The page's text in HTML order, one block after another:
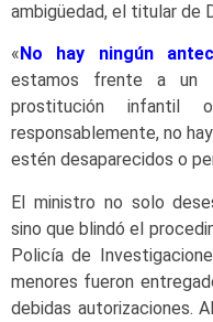
ambigüedad, el titular de
« No hay ningún
estamos frente a un
prostitución infantil
responsablemente, no
estén desaparecidos o
El ministro no solo
sino que blindó el
Policía de
menores fueron
debidas autorizaciones.